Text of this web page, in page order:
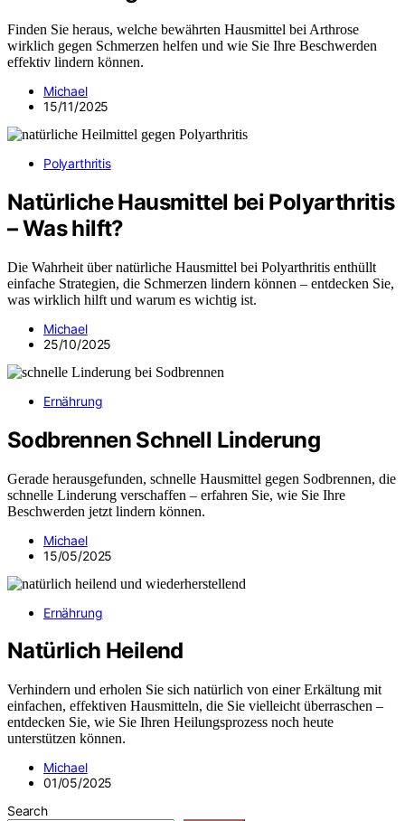
Finden Sie heraus, welche bewährten Hausmittel bei Arthrose
wirklich gegen Schmerzen helfen und wie Sie Ihre Beschwerden
effektiv lindern können.
Michael
15/11/2025
Polyarthritis
Natürliche Hausmittel bei Polyarthritis
– Was hilft?
Die Wahrheit über natürliche Hausmittel bei Polyarthritis enthüllt
einfache Strategien, die Schmerzen lindern können – entdecken Sie,
was wirklich hilft und warum es wichtig ist.
Michael
25/10/2025
Ernährung
Sodbrennen Schnell Linderung
Gerade herausgefunden, schnelle Hausmittel gegen Sodbrennen, die
schnelle Linderung verschaffen – erfahren Sie, wie Sie Ihre
Beschwerden jetzt lindern können.
Michael
15/05/2025
Ernährung
Natürlich Heilend
Verhindern und erholen Sie sich natürlich von einer Erkältung mit
einfachen, effektiven Hausmitteln, die Sie vielleicht überraschen –
entdecken Sie, wie Sie Ihren Heilungsprozess noch heute
unterstützen können.
Michael
01/05/2025
Search